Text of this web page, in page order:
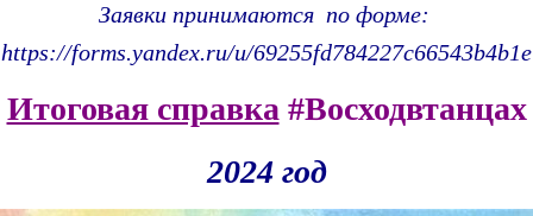
Заявки принимаются по форме:
https://forms.yandex.ru/u/69255fd784227c66543b4b1e
Итоговая справка #Восходвтанцах
2024 год